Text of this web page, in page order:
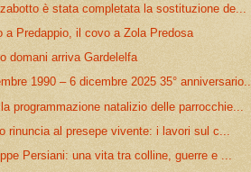
è stata completata la sostituzione de...
a Predappio, il covo a Zola Predosa
domani arriva Gardelelfa
1990 – 6 dicembre 2025 35°
programmazione natalizio delle parrocchie...
rinuncia al presepe vivente: i lavori sul c...
Persiani: una vita tra colline, guerre e ...